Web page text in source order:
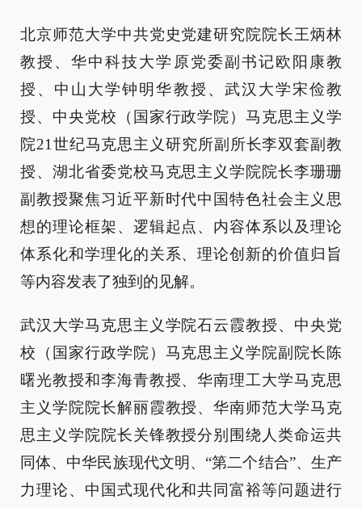
北京师范大学中共党史党建研究院院长王炳林
教授、华中科技大学原党委副书记欧阳康教
授、中山大学钟明华教授、武汉大学宋俭教
授、中央党校（国家行政学院）马克思主义学
院21世纪马克思主义研究所副所长李双套副教
授、湖北省委党校马克思主义学院院长李珊珊
副教授聚焦习近平新时代中国特色社会主义思
想的理论框架、逻辑起点、内容体系以及理论
体系化和学理化的关系、理论创新的价值归旨
等内容发表了独到的见解。
武汉大学马克思主义学院石云霞教授、中央党
校（国家行政学院）马克思主义学院副院长陈
曙光教授和李海青教授、华南理工大学马克思
主义学院院长解丽霞教授、华南师范大学马克
思主义学院院长关锋教授分别围绕人类命运共
同体、中华民族现代文明、“第二个结合”、生产
力理论、中国式现代化和共同富裕等问题进行